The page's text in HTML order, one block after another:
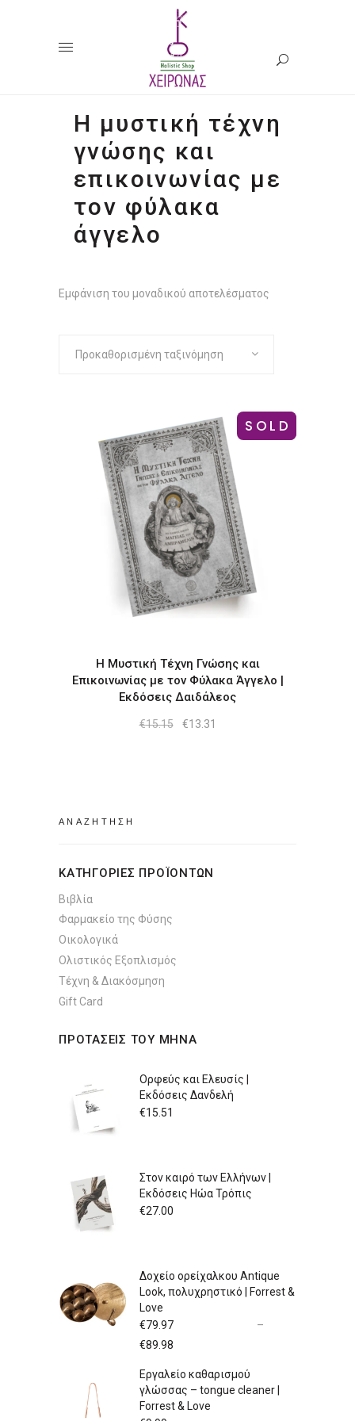
Η μυστική τέχνη
γνώσης και
επικοινωνίας με
τον φύλακα
άγγελο
Εμφάνιση του μοναδικού αποτελέσματος
Προκαθορισμένη ταξινόμηση
-12%
SOLD
Η Μυστική Τέχνη Γνώσης και
Επικοινωνίας με τον Φύλακα Άγγελο |
Εκδόσεις Δαιδάλεος
€15.15
Original
€13.31
ΚΑΤΗΓΟΡΙΕΣ ΠΡΟΪΟΝΤΩΝ
Βιβλία
Φαρμακείο της Φύσης
Οικολογικά
Ολιστικός Εξοπλισμός
Τέχνη & Διακόσμηση
Gift Card
ΠΡΟΤΑΣΕΙΣ ΤΟΥ ΜΗΝΑ
Ορφεύς και Ελευσίς |
Εκδόσεις Δανδελή
€15.51
Στον καιρό των Ελλήνων |
Εκδόσεις Ηώα Τρόπις
€27.00
Δοχείο ορείχαλκου Antique
Look, πολυχρηστικό | Forrest &
Love
€79.97
–
€89.98
through
Εργαλείο καθαρισμού
γλώσσας – tongue cleaner |
Forrest & Love